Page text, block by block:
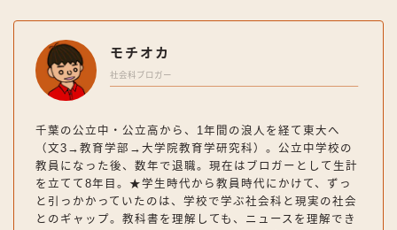
モチオカ
社会科ブロガー
千葉の公立中・公立高から、1年間の浪人を経て東大へ
（文3→教育学部→大学院教育学研究科）。公立中学校の
教員になった後、数年で退職。現在はブロガーとして生計
を立てて8年目。★学生時代から教員時代にかけて、ずっ
と引っかかっていたのは、学校で学ぶ社会科と現実の社会
とのギャップ。教科書を理解しても、ニュースを理解でき